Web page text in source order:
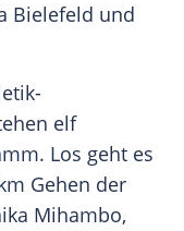
Bielefeld und
elf
Los geht es
Gehen der
Mihambo,